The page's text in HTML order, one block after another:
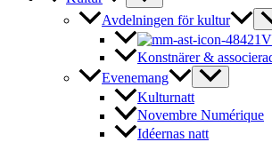
Avdelningen för kultur
Konstnärer &
Evenemang
Kulturnatt
Novembre Numérique
Idéernas natt